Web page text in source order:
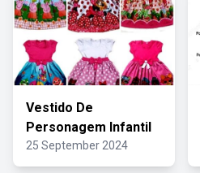
Vestido De
Personagem Infantil
25 September 2024